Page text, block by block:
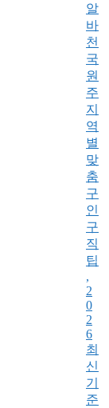
알
바
천
국
원
주
지
역
별
맞
춤
구
인
구
직
팁
,
2
0
2
6
최
신
기
준